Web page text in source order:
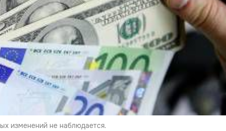
изменений не наблюдается.